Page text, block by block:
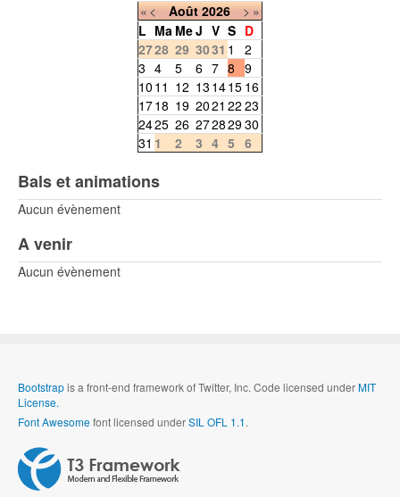
«< Août 2026 >»
L Ma MeJ V S D
2728 29 3031 1
2
3 4 5 6 7 8 9
10 11 12 13 1415 16
1718 19 2021 22 23
2425 26 27282930
31 1 2 3 4 5 6
Bals et animations
Aucun évènement
A venir
Aucun évènement
Bootstrapis a front-end framework of Twitter, Inc. Code licensed underMIT
License.
Font Awesomefont licensed underSIL OFL 1.1.